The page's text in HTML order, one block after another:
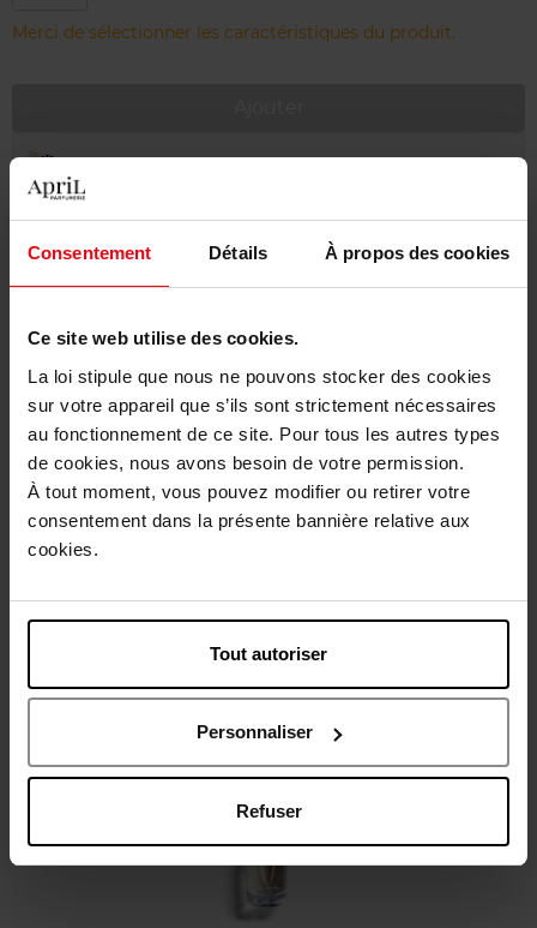
Consentement Détails À propos des cookies
Ce site web utilise des cookies.
La loi stipule que nous ne pouvons stocker des cookies
sur votre appareil que s’ils sont strictement nécessaires
au fonctionnement de ce site. Pour tous les autres types
de cookies, nous avons besoin de votre permission.
À tout moment, vous pouvez modifier ou retirer votre
consentement dans la présente bannière relative aux
cookies.
Tout autoriser
Personnaliser
Refuser
Merci de sélectionner les caractéristiques du produit.
Livraison gratuite à partir de 55€
Retour gratuit dans votre magasin
Emballage cadeau offert
Description
Conseil d'utilisation
Vous aimerez peut-être